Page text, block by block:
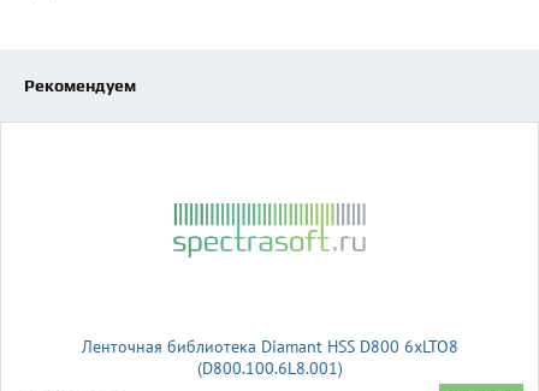
Рекомендуем
Ленточная библиотека Diamant HSS D800 6xLTO8
(D800.100.6L8.001)